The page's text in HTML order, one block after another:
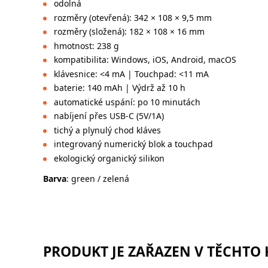
odolná
rozměry (otevřená): 342 × 108 × 9,5 mm
rozměry (složená): 182 × 108 × 16 mm
hmotnost: 238 g
kompatibilita: Windows, iOS, Android, macOS
klávesnice: <4 mA | Touchpad: <11 mA
baterie: 140 mAh | Výdrž až 10 h
automatické uspání: po 10 minutách
nabíjení přes USB-C (5V/1A)
tichý a plynulý chod kláves
integrovaný numerický blok a touchpad
ekologický organický silikon
Barva: green / zelená
PRODUKT JE ZAŘAZEN V TĚCHTO